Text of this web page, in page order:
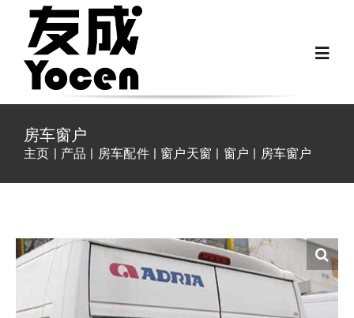
房车窗户
主页 产品 房车配件 窗户天窗 窗户 房车窗户